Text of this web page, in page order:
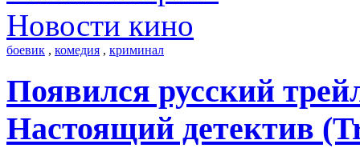
Новости кино
боевик , комедия , криминал
Появился русский
Настоящий детектив